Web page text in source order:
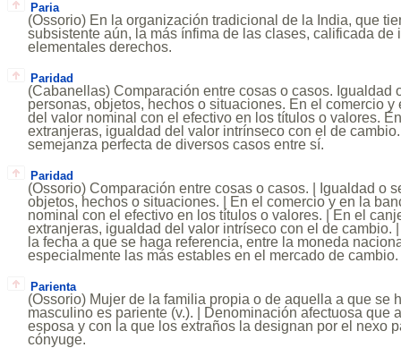
Paria
(Ossorio) En la organización tradicional de la India, que
subsistente aún, la más ínfima de las clases, calificada de
elementales derechos.
Paridad
(Cabanellas) Comparación entre cosas o casos. Igualdad
personas, objetos, hechos o situaciones. En el comercio
del valor nominal con el efectivo en los títulos o valores.
extranjeras, igualdad del valor intrínseco con el de
semejanza perfecta de diversos casos entre sí.
Paridad
(Ossorio) Comparación entre cosas o casos. | Igualdad o
objetos, hechos o situaciones. | En el comercio y en la
nominal con el efectivo en los títulos o valores. | En el
extranjeras, igualdad del valor intríseco con el de cambio.
la fecha a que se haga referencia, entre la moneda
especialmente las más estables en el mercado de cambio.
Parienta
(Ossorio) Mujer de la familia propia o de aquella a que se
masculino es pariente (v.). | Denominación afectuosa que
esposa y con la que los extraños la designan por el nexo
cónyuge.